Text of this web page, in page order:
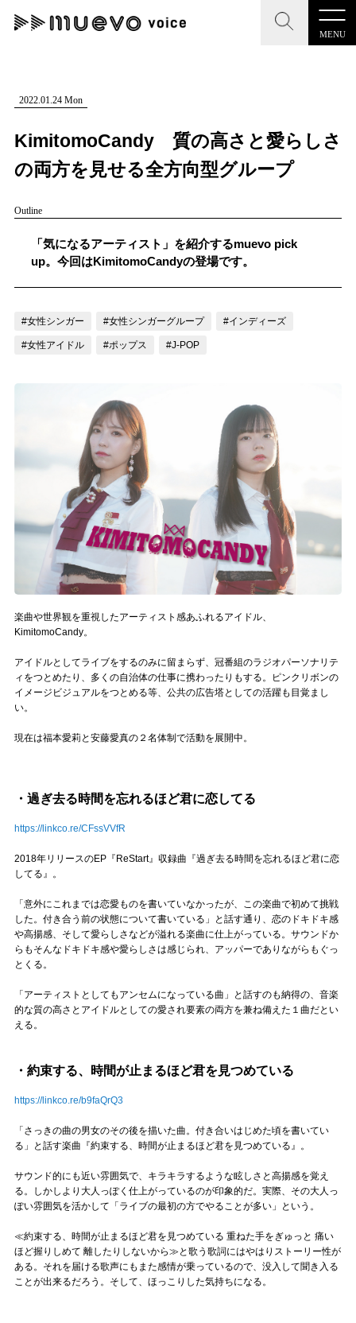
MENU
CLOSE
記事を検索する
人気ワード
#男性SSW #ポップス #女性SSW
CLOSE
"読者の声を形にする”音楽特化メディア
MENU
記事一覧
お問い合わせ
muevoクラウドファンディング
muevoコミュニティ
ぶいクラ！by muevo
ぶいコミュ！by muevo
ぶいマガ！ by muevo
Follow us
Official SNS
2022.01.24 Mon
KimitomoCandy 質の高さと愛らしさ
の両方を見せる全方向型グループ
Outline
「気になるアーティスト」を紹介するmuevo pick
up。今回はKimitomoCandyの登場です。
#女性シンガー #女性シンガーグループ #インディーズ
#女性アイドル #ポップス #J-POP
楽曲や世界観を重視したアーティスト感あふれるアイドル、
KimitomoCandy。
アイドルとしてライブをするのみに留まらず、冠番組のラジオパーソナリテ
ィをつとめたり、多くの自治体の仕事に携わったりもする。ピンクリボンの
イメージビジュアルをつとめる等、公共の広告塔としての活躍も目覚まし
い。
現在は福本愛莉と安藤愛真の２名体制で活動を展開中。
・過ぎ去る時間を忘れるほど君に恋してる
https://linkco.re/CFssVVfR
2018年リリースのEP『ReStart』収録曲『過ぎ去る時間を忘れるほど君に恋
してる』。
「意外にこれまでは恋愛ものを書いていなかったが、この楽曲で初めて挑戦
した。付き合う前の状態について書いている」と話す通り、恋のドキドキ感
や高揚感、そして愛らしさなどが溢れる楽曲に仕上がっている。サウンドか
らもそんなドキドキ感や愛らしさは感じられ、アッパーでありながらもぐっ
とくる。
「アーティストとしてもアンセムになっている曲」と話すのも納得の、音楽
的な質の高さとアイドルとしての愛され要素の両方を兼ね備えた１曲だとい
える。
・約束する、時間が止まるほど君を見つめている
https://linkco.re/b9faQrQ3
「さっきの曲の男女のその後を描いた曲。付き合いはじめた頃を書いてい
る」と話す楽曲『約束する、時間が止まるほど君を見つめている』。
サウンド的にも近い雰囲気で、キラキラするような眩しさと高揚感を覚え
る。しかしより大人っぽく仕上がっているのが印象的だ。実際、その大人っ
ぽい雰囲気を活かして「ライブの最初の方でやることが多い」という。
≪約束する、時間が止まるほど君を見つめている 重ねた手をぎゅっと 痛い
ほど握りしめて 離したりしないから≫と歌う歌詞にはやはりストーリー性が
ある。それを届ける歌声にもまた感情が乗っているので、没入して聞き入る
ことが出来るだろう。そして、ほっこりした気持ちになる。